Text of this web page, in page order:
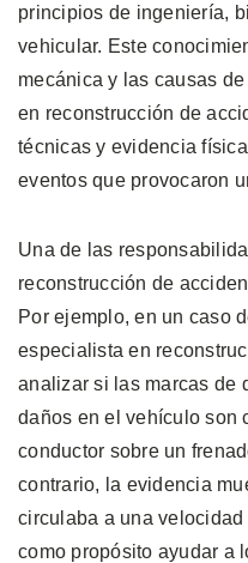
principios de ingeniería,
vehicular. Este
mecánica y las causas
en reconstrucción de
técnicas y evidencia
eventos que provocaron
Una de las
reconstrucción de
Por ejemplo, en un caso
especialista en
analizar si las marcas de
daños en el vehículo son
conductor sobre un
contrario, la evidencia
circulaba a una
como propósito ayudar a